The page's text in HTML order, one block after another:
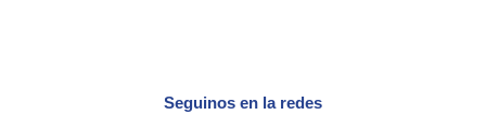
Seguinos en la redes